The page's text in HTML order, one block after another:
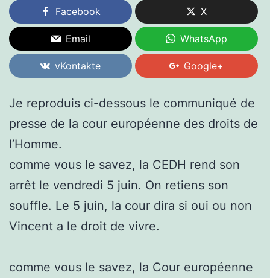
Facebook X
Email WhatsApp
vKontakte Google+
Je reproduis ci-dessous le communiqué de
presse de la cour européenne des droits de
l’Homme.
comme vous le savez, la CEDH rend son
arrêt le vendredi 5 juin. On retiens son
souffle. Le 5 juin, la cour dira si oui ou non
Vincent a le droit de vivre.
comme vous le savez, la Cour européenne